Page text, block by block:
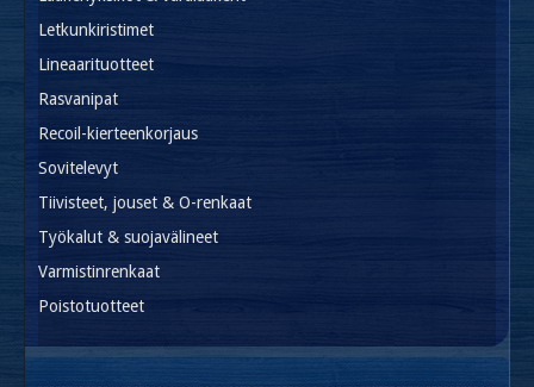
Letkunkiristimet
Lineaarituotteet
Rasvanipat
Recoil-kierteenkorjaus
Sovitelevyt
Tiivisteet, jouset & O-renkaat
Työkalut & suojavälineet
Varmistinrenkaat
Poistotuotteet